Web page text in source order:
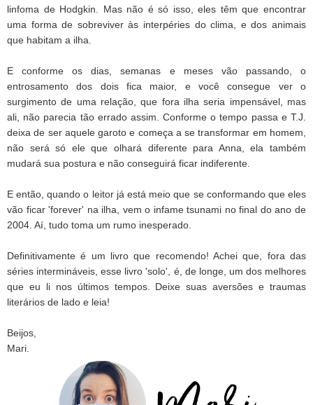
linfoma de Hodgkin. Mas não é só isso, eles têm que encontrar
uma forma de sobreviver às interpéries do clima, e dos animais
que habitam a ilha.
E conforme os dias, semanas e meses vão passando, o
entrosamento dos dois fica maior, e você consegue ver o
surgimento de uma relação, que fora ilha seria impensável, mas
ali, não parecia tão errado assim. Conforme o tempo passa e T.J.
deixa de ser aquele garoto e começa a se transformar em homem,
não será só ele que olhará diferente para Anna, ela também
mudará sua postura e não conseguirá ficar indiferente.
E então, quando o leitor já está meio que se conformando que eles
vão ficar 'forever' na ilha, vem o infame tsunami no final do ano de
2004. Aí, tudo toma um rumo inesperado.
Definitivamente é um livro que recomendo! Achei que, fora das
séries intermináveis, esse livro 'solo', é, de longe, um dos melhores
que eu li nos últimos tempos. Deixe suas aversões e traumas
literários de lado e leia!
Beijos,
Mari.